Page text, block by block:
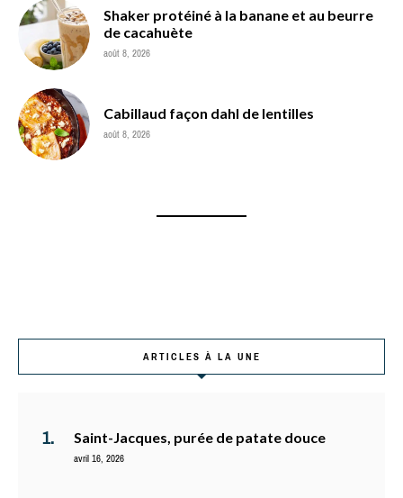
Shaker protéiné à la banane et au beurre
de cacahuète
août 8, 2026
Cabillaud façon dahl de lentilles
août 8, 2026
ARTICLES À LA UNE
Saint-Jacques, purée de patate douce
avril 16, 2026